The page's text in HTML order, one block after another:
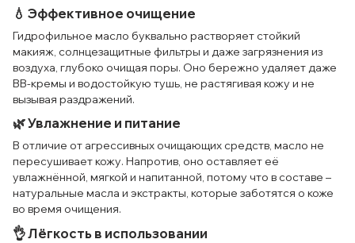
💧 Эффективное очищение
Гидрофильное масло буквально растворяет стойкий
макияж, солнцезащитные фильтры и даже загрязнения из
воздуха, глубоко очищая поры. Оно бережно удаляет даже
BB-кремы и водостойкую тушь, не растягивая кожу и не
вызывая раздражений.
🌿 Увлажнение и питание
В отличие от агрессивных очищающих средств, масло не
пересушивает кожу. Напротив, оно оставляет её
увлажнённой, мягкой и напитанной, потому что в составе –
натуральные масла и экстракты, которые заботятся о коже
во время очищения.
👌 Лёгкость в использовании